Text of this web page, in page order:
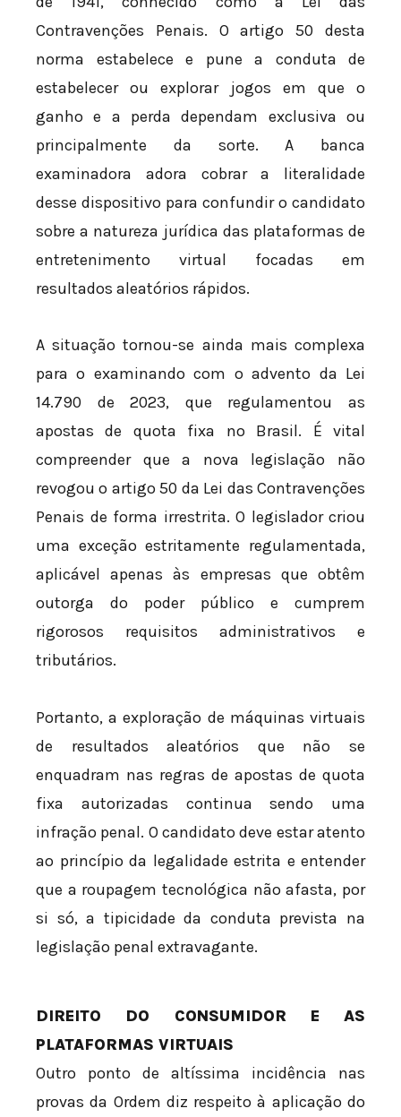
Contravenções Penais. O artigo 50 desta
norma estabelece e pune a conduta de
estabelecer ou explorar jogos em que o
ganho e a perda dependam exclusiva ou
principalmente da sorte. A banca
examinadora adora cobrar a literalidade
desse dispositivo para confundir o candidato
sobre a natureza jurídica das plataformas de
entretenimento virtual focadas em
resultados aleatórios rápidos.
A situação tornou-se ainda mais complexa
para o examinando com o advento da Lei
14.790 de 2023, que regulamentou as
apostas de quota fixa no Brasil. É vital
compreender que a nova legislação não
revogou o artigo 50 da Lei das Contravenções
Penais de forma irrestrita. O legislador criou
uma exceção estritamente regulamentada,
aplicável apenas às empresas que obtêm
outorga do poder público e cumprem
rigorosos requisitos administrativos e
tributários.
Portanto, a exploração de máquinas virtuais
de resultados aleatórios que não se
enquadram nas regras de apostas de quota
fixa autorizadas continua sendo uma
infração penal. O candidato deve estar atento
ao princípio da legalidade estrita e entender
que a roupagem tecnológica não afasta, por
si só, a tipicidade da conduta prevista na
legislação penal extravagante.
DIREITO DO CONSUMIDOR E AS
PLATAFORMAS VIRTUAIS
Outro ponto de altíssima incidência nas
provas da Ordem diz respeito à aplicação do